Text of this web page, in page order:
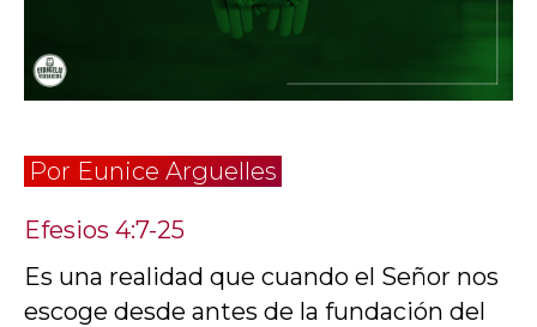
Por Eunice Arguelles
Efesios 4:7-25
Es una realidad que cuando el Señor nos
escoge desde antes de la fundación del